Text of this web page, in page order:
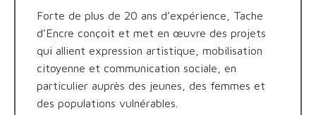
Forte de plus de 20 ans d’expérience, Tache
d’Encre conçoit et met en œuvre des projets
qui allient expression artistique, mobilisation
citoyenne et communication sociale, en
particulier auprès des jeunes, des femmes et
des populations vulnérables.